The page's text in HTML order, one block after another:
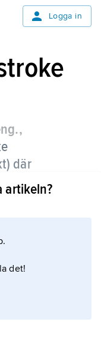
Logga in
där
artikeln?
det!